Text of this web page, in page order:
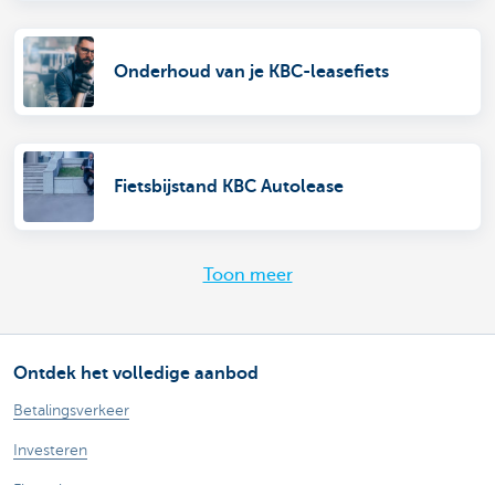
Onderhoud van je KBC-leasefiets
Fietsbijstand KBC Autolease
Toon meer
Ontdek het volledige aanbod
Betalingsverkeer
Investeren